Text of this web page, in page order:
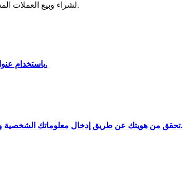
تحليل البيانات الضخمة بما في ذلك المعلومات التجارية، وما إلى ذلك.
لشراء وبيع العملات المشفرة في أكثر بورصة آمنة.
قم بالتسجيل في Bitrue باستخدام عنوان بريدك الإلكتروني.
تحقق من هويتك عن طريق إدخال معلوماتك الشخصية وتحميل بطاقة هوية صالحة تحتوي على صورة.